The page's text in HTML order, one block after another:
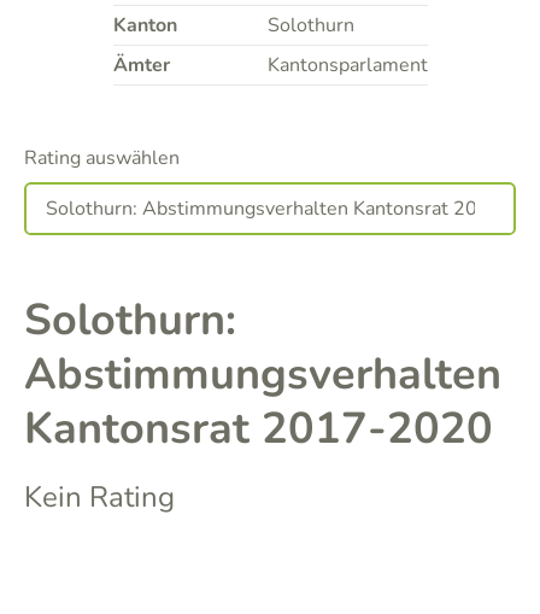
Kanton
Solothurn
Ämter
Kantonsparlament
Rating auswählen
Solothurn:
Abstimmungsverhalten
Kantonsrat 2017-2020
Kein Rating